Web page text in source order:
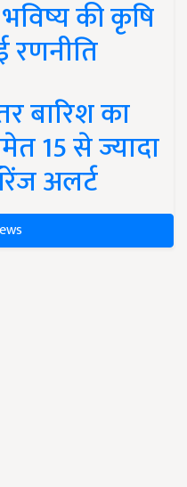
की कृषि
रणनीति
बारिश का
15 से ज्यादा
अलर्ट